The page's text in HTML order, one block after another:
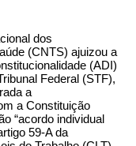
dos
(CNTS) ajuizou a
(ADI)
Federal (STF),
a
a Constituição
“acordo individual
59-A da